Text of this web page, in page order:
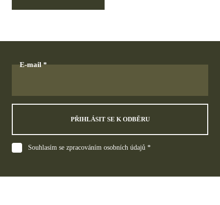
E-mail
PŘIHLÁSIT SE K ODBĚRU
Souhlasím se zpracováním osobních údajů *